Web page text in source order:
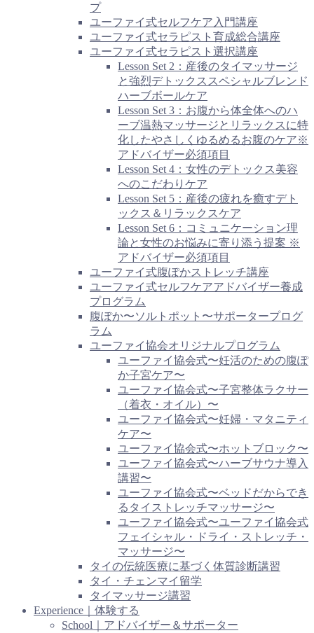
プ
ユーファイ式セルフケア入門講座
ユーファイ式セラピスト育成総合講座
ユーファイ式セラピスト選択講座
Lesson Set 2：産後のタイマッサージ
と強烈デトックススペシャルブレンド
ハーブボールケア
Lesson Set 3：お腹から体全体へのハ
ーブ温熱マッサージとリラックスに特
化したやさしくゆるめるお腹のケア※
アドバイザー必須項目
Lesson Set 4：女性のデトックス美容
へのこだわりケア
Lesson Set 5：産後の疲れを癒すデト
ックス＆リラックスケア
Lesson Set 6：コミュニケーション理
論と女性のお悩みに寄り添う提案 ※
アドバイザー必須項目
ユーファイ式腹ぽかストレッチ講座
ユーファイ式セルフケアアドバイザー養成
プログラム
腹ぽか〜ソルトポット〜サポータープログ
ラム
ユーファイ協会オリジナルプログラム
ユーファイ協会式〜妊活のための腹ぽ
か子宮ケア〜
ユーファイ協会式〜子宮整体ラクサー
（着衣・オイル）〜
ユーファイ協会式〜妊婦・マタニティ
ケア〜
ユーファイ協会式〜ホットブロック〜
ユーファイ協会式〜ハーブサウナ導入
講習〜
ユーファイ協会式〜ベッドだからでき
るタイストレッチマッサージ〜
ユーファイ協会式〜ユーファイ協会式
フェイシャル・ドライ・ストレッチ・
マッサージ〜
タイの伝統医療に基づく体質診断講習
タイ・チェンマイ留学
タイマッサージ講習
Experience｜体験する
School｜アドバイザー＆サポーター